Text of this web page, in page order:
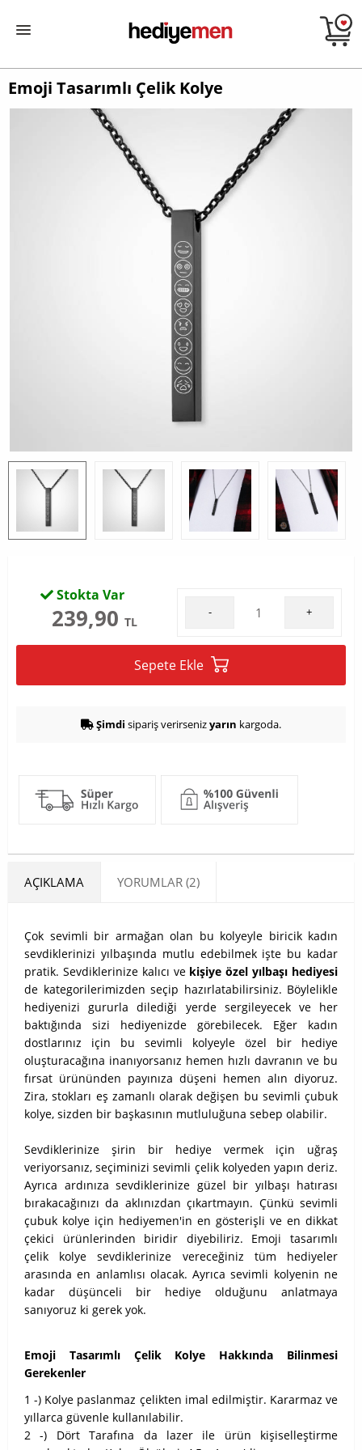
Emoji Tasarımlı Çelik Kolye
Stokta Var
239,90 TL
- +
Sepete Ekle
Şimdi sipariş verirsenizyarın kargoda.
AÇIKLAMA YORUMLAR (2)
Çok sevimli bir armağan olan bu kolyeyle biricik kadın
sevdiklerinizi yılbaşında mutlu edebilmek işte bu kadar
pratik. Sevdiklerinize kalıcı ve kişiye özel yılbaşı hediyesi
de kategorilerimizden seçip hazırlatabilirsiniz. Böylelikle
hediyenizi gururla dilediği yerde sergileyecek ve her
baktığında sizi hediyenizde görebilecek. Eğer kadın
dostlarınız için bu sevimli kolyeyle özel bir hediye
oluşturacağına inanıyorsanız hemen hızlı davranın ve bu
fırsat ürününden payınıza düşeni hemen alın diyoruz.
Zira, stokları eş zamanlı olarak değişen bu sevimli çubuk
kolye, sizden bir başkasının mutluluğuna sebep olabilir.
Sevdiklerinize şirin bir hediye vermek için uğraş
veriyorsanız, seçiminizi sevimli çelik kolyeden yapın deriz.
Ayrıca ardınıza sevdiklerinize güzel bir yılbaşı hatırası
bırakacağınızı da aklınızdan çıkartmayın. Çünkü sevimli
çubuk kolye için hediyemen'in en gösterişli ve en dikkat
çekici ürünlerinden biridir diyebiliriz. Emoji tasarımlı
çelik kolye sevdiklerinize vereceğiniz tüm hediyeler
arasında en anlamlısı olacak. Ayrıca sevimli kolyenin ne
kadar düşünceli bir hediye olduğunu anlatmaya
sanıyoruz ki gerek yok.
Emoji Tasarımlı Çelik Kolye Hakkında Bilinmesi
Gerekenler
1 -) Kolye paslanmaz çelikten imal edilmiştir. Kararmaz ve
yıllarca güvenle kullanılabilir.
2 -) Dört Tarafına da lazer ile ürün kişiselleştirme